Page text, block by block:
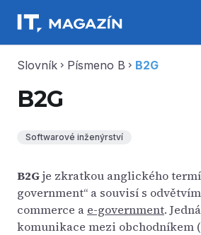
Slovník chevron_right Písmeno B chevron_right B2G
B2G
Softwarové inženýrství
B2Gje zkratkou anglického
government“ a souvisí s
commerce a e-government.
komunikace mezi obchodníkem